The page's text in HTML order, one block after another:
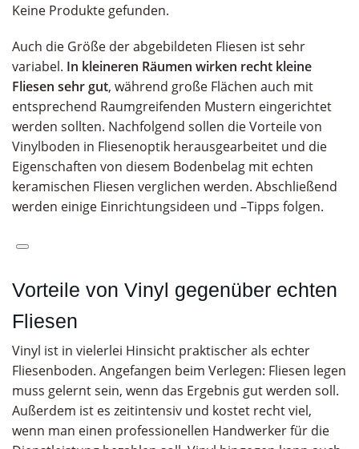
Keine Produkte gefunden.
Auch die Größe der abgebildeten Fliesen ist sehr
variabel. In kleineren Räumen wirken recht kleine
Fliesen sehr gut, während große Flächen auch mit
entsprechend Raumgreifenden Mustern eingerichtet
werden sollten. Nachfolgend sollen die Vorteile von
Vinylboden in Fliesenoptik herausgearbeitet und die
Eigenschaften von diesem Bodenbelag mit echten
keramischen Fliesen verglichen werden. Abschließend
werden einige Einrichtungsideen und –Tipps folgen.
Vorteile von Vinyl gegenüber echten
Fliesen
Vinyl ist in vielerlei Hinsicht praktischer als echter
Fliesenboden. Angefangen beim Verlegen: Fliesen legen
muss gelernt sein, wenn das Ergebnis gut werden soll.
Außerdem ist es zeitintensiv und kostet recht viel,
wenn man einen professionellen Handwerker für die